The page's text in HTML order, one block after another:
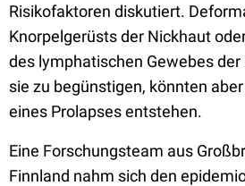
Risikofaktoren diskutiert.
Knorpelgerüsts der Nickhaut
des lymphatischen Gewebes
sie zu begünstigen, könnten
eines Prolapses entstehen.
Eine Forschungsteam aus
Finnland nahm sich den